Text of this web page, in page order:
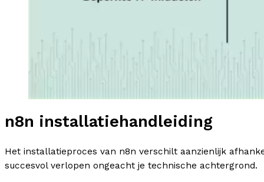
n8n installatiehandleiding
Het installatieproces van n8n verschilt aanzienlijk
succesvol verlopen ongeacht je technische achtergrond.